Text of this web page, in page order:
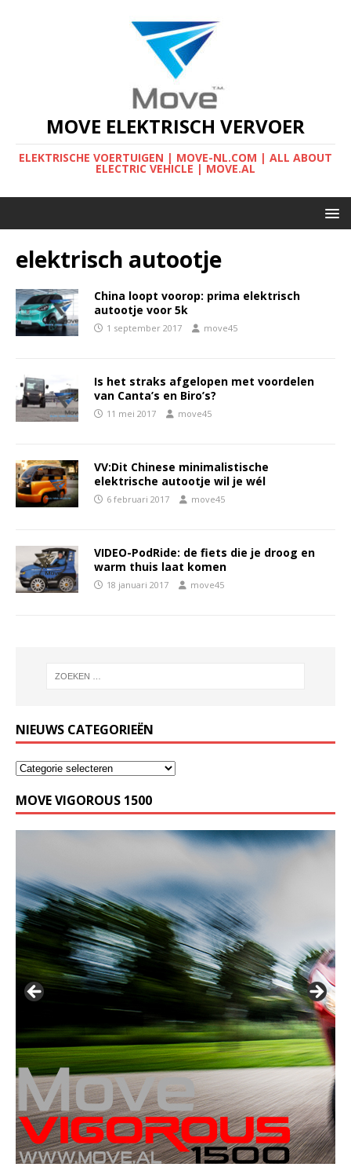
MOVE ELEKTRISCH VERVOER
ELEKTRISCHE VOERTUIGEN | MOVE-NL.COM | ALL ABOUT
ELECTRIC VEHICLE | MOVE.AL
elektrisch autootje
China loopt voorop: prima elektrisch
autootje voor 5k
1 september 2017 move45
Is het straks afgelopen met voordelen
van Canta’s en Biro’s?
11 mei 2017 move45
VV:Dit Chinese minimalistische
elektrische autootje wil je wél
6 februari 2017 move45
VIDEO-PodRide: de fiets die je droog en
warm thuis laat komen
18 januari 2017 move45
NIEUWS CATEGORIEËN
MOVE VIGOROUS 1500